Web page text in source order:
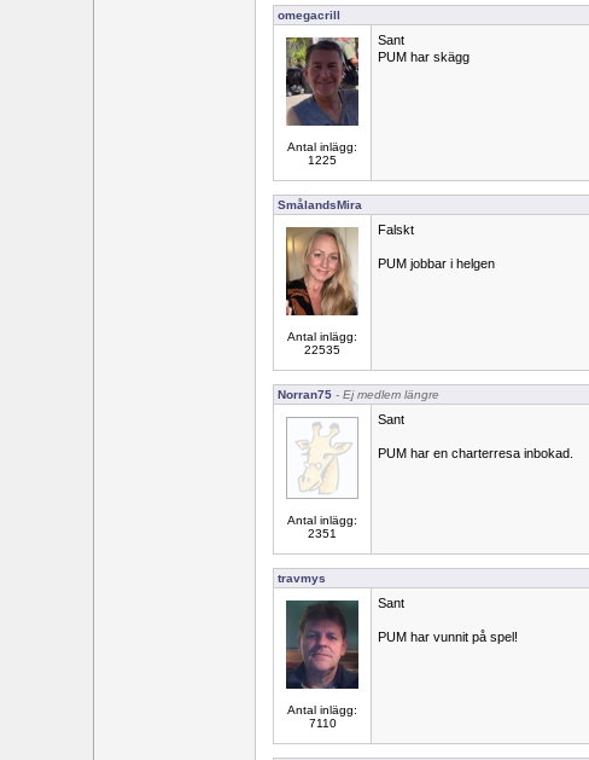
omegacrill
Antal inlägg:
1225
Sant
PUM har skägg
SmålandsMira
Antal inlägg:
22535
Falskt
PUM jobbar i helgen
Norran75 - Ej medlem längre
Antal inlägg:
2351
Sant
PUM har en charterresa inbokad.
travmys
Antal inlägg:
7110
Sant
PUM har vunnit på spel!